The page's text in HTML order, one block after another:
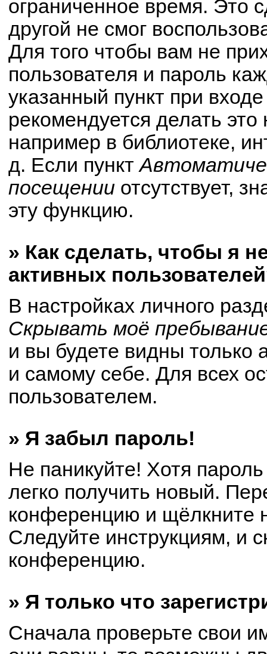
ограниченное время. Это
другой не смог
Для того чтобы вам не
пользователя и пароль
указанный пункт при
рекомендуется делать
например в библиотеке,
д. Если пункт
посещении отсутствует,
эту функцию.
» Как сделать, чтобы я
активных
В настройках личного
Скрывать моё
и вы будете видны только
и самому себе. Для всех
пользователем.
» Я забыл пароль!
Не паникуйте! Хотя
легко получить новый.
конференцию и щёлкните
Следуйте инструкциям, и
конференцию.
» Я только что
Сначала проверьте свои